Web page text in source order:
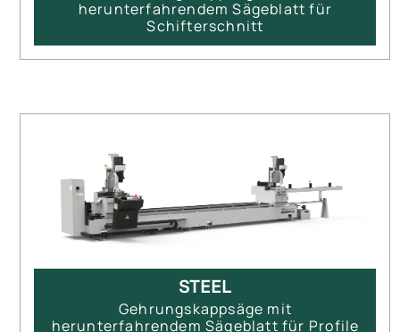
herunterfahrendem Sägeblatt für
Schifterschnitt
STEEL
Gehrungskappsäge mit
herunterfahrendem Sägeblatt für Profile